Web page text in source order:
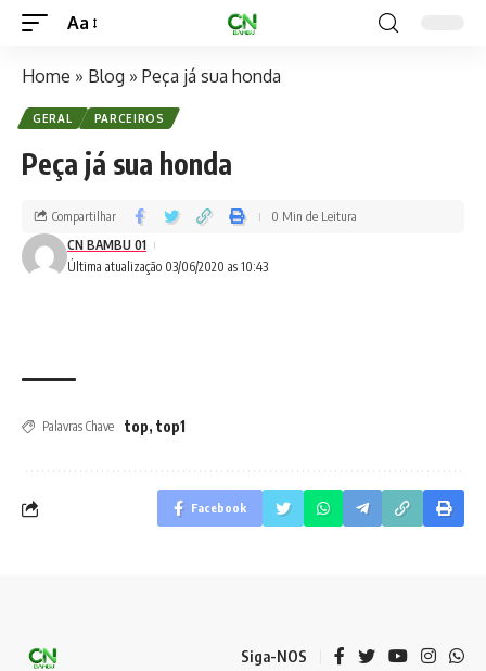
Aa
Home » Blog » Peça já sua honda
GERAL PARCEIROS
Peça já sua honda
Última atualização 03/06/2020 as 10:43
CN BAMBU 01
Compartilhar 0 Min de Leitura
Palavras Chave top, top1
Facebook
Siga-NOS